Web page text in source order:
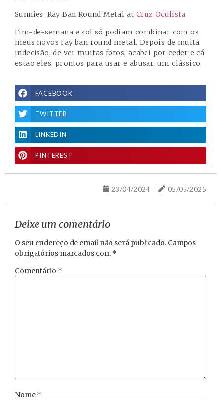
Sunnies, Ray Ban Round Metal at Cruz Oculista
Fim-de-semana e sol só podiam combinar com os
meus novos ray ban round metal. Depois de muita
indecisão, de ver muitas fotos, acabei por ceder e cá
estão eles, prontos para usar e abusar, um clássico.
FACEBOOK
TWITTER
LINKEDIN
PINTEREST
23/04/2024 05/05/2025
Deixe um comentário
O seu endereço de email não será publicado. Campos
obrigatórios marcados com *
Comentário *
Nome *